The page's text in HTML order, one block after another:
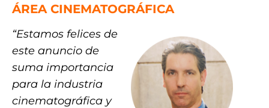
ÁREA CINEMATOGRÁFICA
“Estamos felices de
este anuncio de
suma importancia
para la industria
cinematográfica y